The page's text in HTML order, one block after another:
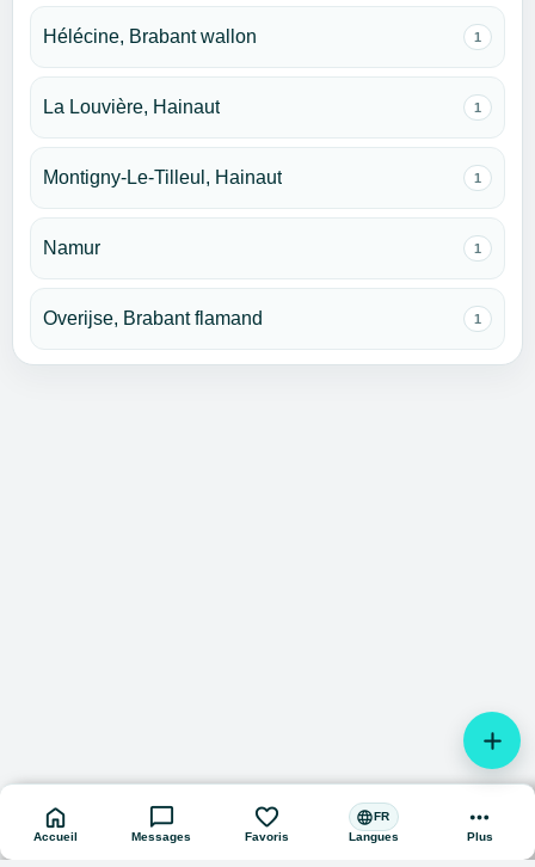
add
home
Accueil
chat_bubble
Messages
favorite
Favoris
languageFR
Langues
more_horiz
Plus
Hélécine, Brabant wallon 1
La Louvière, Hainaut 1
Montigny-Le-Tilleul, Hainaut 1
Namur 1
Overijse, Brabant flamand 1